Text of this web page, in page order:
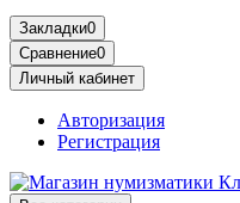
Закладки0
Сравнение0
Личный кабинет
Авторизация
Регистрация